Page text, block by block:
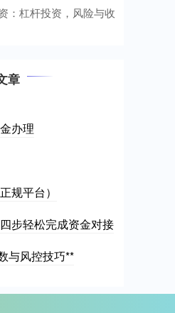
：杠杆投资，风险与收
章
办理
规平台）
步轻松完成资金对接
与风控技巧**